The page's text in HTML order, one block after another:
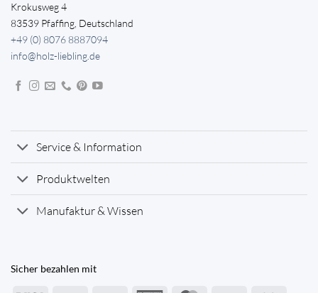
Krokusweg 4
83539 Pfaffing, Deutschland
+49 (0) 8076 8887094
info@holz-liebling.de
Service & Information
Produktwelten
Manufaktur & Wissen
Sicher bezahlen mit